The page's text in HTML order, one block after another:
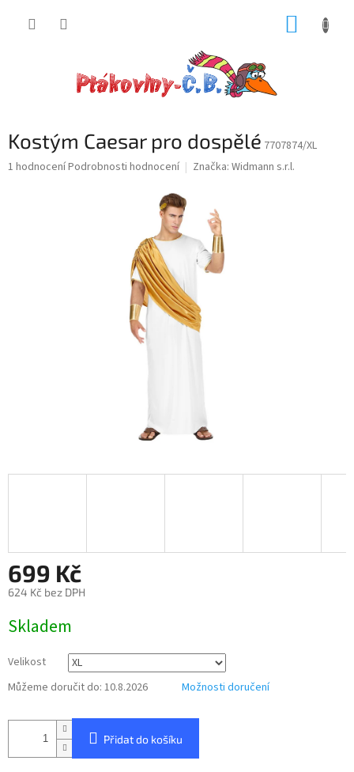
Kostým Caesar pro dospělé 7707874/XL
Průměrné
1 hodnoceníPodrobnosti hodnocení Značka: Widmann s.r.l.
699 Kč
624 Kč bez DPH
cena:
Skladem
Velikost
Můžeme doručit do: 10.8.2026 Možnosti doručení
Přidat do košíku